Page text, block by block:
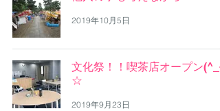
2019年10月5日
文化祭！！喫茶店オープン(^_-
☆
2019年9月23日